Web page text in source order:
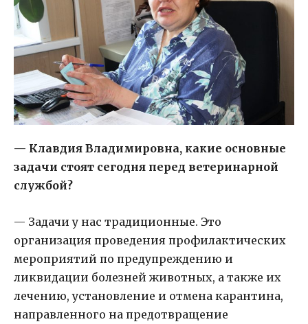
— Клавдия Владимировна, какие основные
задачи стоят сегодня перед ветеринарной
службой?
— Задачи у нас традиционные. Это
организация проведения профилактических
мероприятий по предупреждению и
ликвидации болезней животных, а также их
лечению, установление и отмена карантина,
направленного на предотвращение